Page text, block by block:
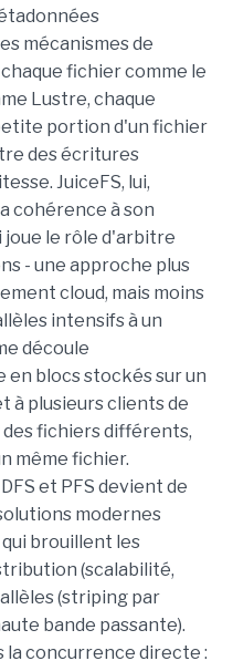
mécanismes de
fichier comme le
Lustre, chaque
portion d'un fichier
des écritures
JuiceFS, lui,
cohérence à son
joue le rôle d'arbitre
- une approche plus
cloud, mais moins
intensifs à un
découle
en blocs stockés sur un
à plusieurs clients de
fichiers différents,
même fichier.
et PFS devient de
modernes
qui brouillent les
(scalabilité,
(striping par
bande passante).
la concurrence directe :